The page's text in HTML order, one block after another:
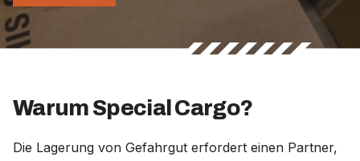
Warum Special Cargo?
Die Lagerung von Gefahrgut erfordert einen Partner,